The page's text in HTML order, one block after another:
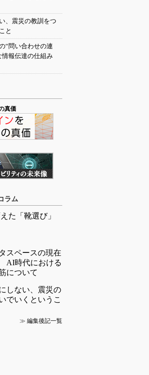
、震災の教訓をつ
と
“問い合わせの連
報伝達の仕組み
真価
ラム
た「靴選び」
スペースの現在
AI時代における
について
しない、震災の
でいくというこ
≫ 編集後記一覧